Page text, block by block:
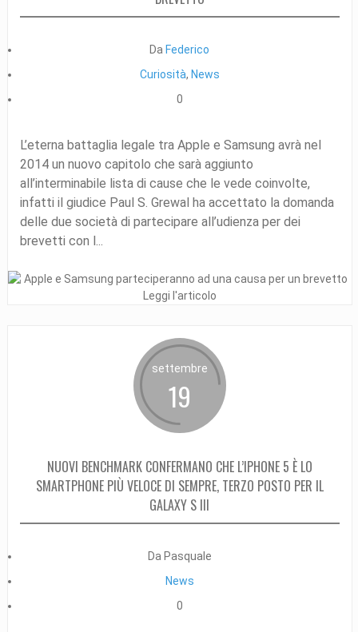
Da Federico
Curiosità, News
0
L’eterna battaglia legale tra Apple e Samsung avrà nel
2014 un nuovo capitolo che sarà aggiunto
all’interminabile lista di cause che le vede coinvolte,
infatti il giudice Paul S. Grewal ha accettato la domanda
delle due società di partecipare all’udienza per dei
brevetti con l...
Leggi l'articolo
settembre
19
NUOVI BENCHMARK CONFERMANO CHE L’IPHONE 5 È LO
SMARTPHONE PIÙ VELOCE DI SEMPRE, TERZO POSTO PER IL
GALAXY S III
Da Pasquale
News
0